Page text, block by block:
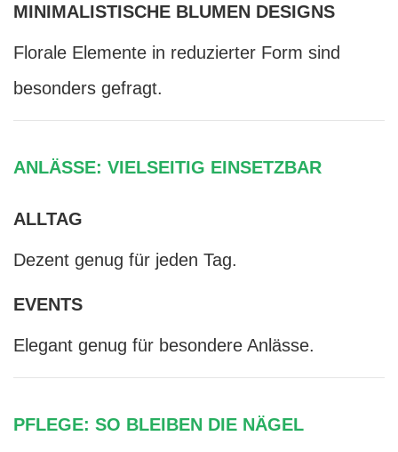
MINIMALISTISCHE BLUMEN DESIGNS
Florale Elemente in reduzierter Form sind
besonders gefragt.
ANLÄSSE: VIELSEITIG EINSETZBAR
ALLTAG
Dezent genug für jeden Tag.
EVENTS
Elegant genug für besondere Anlässe.
PFLEGE: SO BLEIBEN DIE NÄGEL